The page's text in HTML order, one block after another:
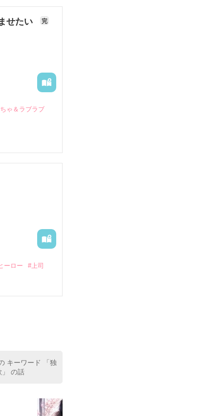
せたい 完
ゃ＆ラブラブ
閥御曹司に
影恭司その
れた上、二
ーロー #上司
居まで提案
キーワード 「独
」 の話